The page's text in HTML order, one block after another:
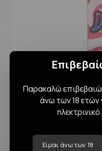
Παρακαλώ
άνω των 18 ετών
Είμαι άνω των 18
13,00€
Σε